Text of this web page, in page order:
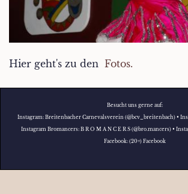
Hier geht's zu den Fotos.
Besucht uns gerne auf:
Instagram: Breitenbacher Carnevalsverein (@bcv_breitenbach) •
Instagram Bromancers: B R O M A N C E R S (@bro.mancers) •
Facebook: (20+) Facebook